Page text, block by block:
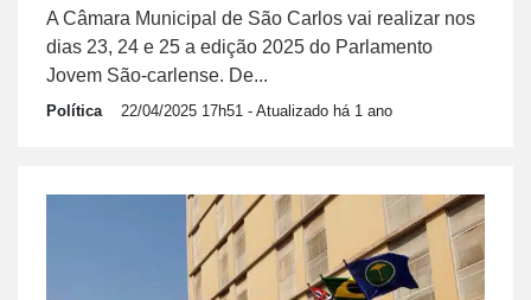
A Câmara Municipal de São Carlos vai realizar nos
dias 23, 24 e 25 a edição 2025 do Parlamento
Jovem São-carlense. De...
Política 22/04/2025 17h51 - Atualizado há 1 ano